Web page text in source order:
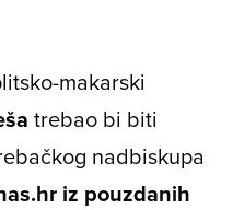
makarski
trebao bi biti
nadbiskupa
iz pouzdanih